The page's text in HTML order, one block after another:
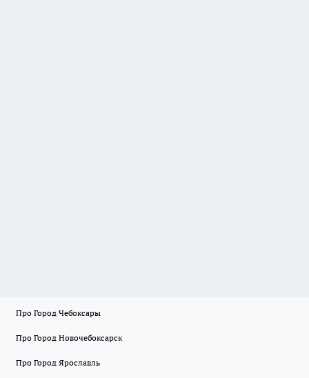
Про Город Чебоксары
Про Город Новочебоксарск
Про Город Ярославль